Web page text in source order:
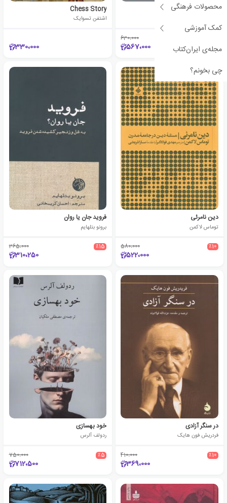
محصولات فرهنگی
کمک آموزشی
مجله‌ی ایران‌کتاب
چی بخونم؟
مالینا
630،000
567،000
Chess Story
اشتفن تسوایک
330،000
دین نامرئی
توماس لاکمن
٪10 580،000
522،000
فروید جان یا روان
برونو بتلهایم
٪15 365،000
310،250
در سنگر آزادی
فردریش فون هایک
٪10 410،000
369،000
خود بهسازی
ردولف آلرس
٪5 750،000
712،500